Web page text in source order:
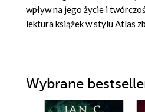
wpływ na jego życie i
lektura książek w stylu Atlas
Wybrane